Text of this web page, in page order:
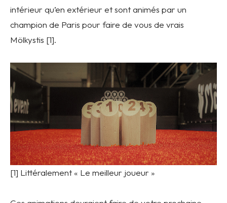
intérieur qu’en extérieur et sont animés par un
champion de Paris pour faire de vous de vrais
Mölkystis [1].
[1] Littéralement « Le meilleur joueur »